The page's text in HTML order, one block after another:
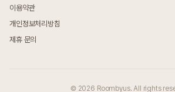
이용약관
개인정보처리방침
제휴 문의
© 2026 Roombyus. All rights